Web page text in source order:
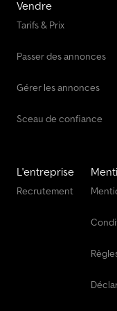
Vendre
Tarifs & Prix
Passer des annonces
Gérer les annonces
Sceau de confiance
L'entreprise
Recrutement